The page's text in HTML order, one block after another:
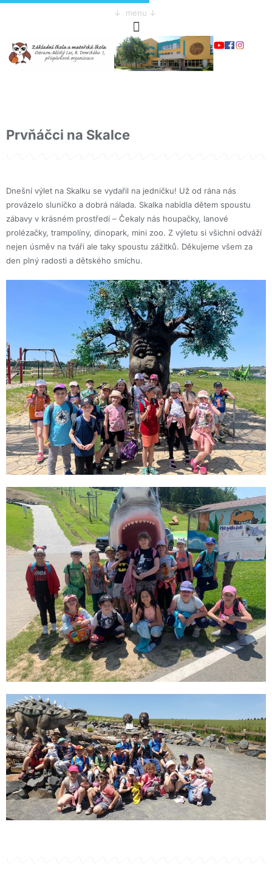
↓ menu ↓
Prvňáčci na Skalce
Dnešní výlet na Skalku se vydařil na jedničku! Už od rána nás
provázelo sluníčko a dobrá nálada. Skalka nabídla dětem spoustu
zábavy v krásném prostředí – Čekaly nás houpačky, lanové
prolézačky, trampolíny, dinopark, mini zoo. Z výletu si všichni odváží
nejen úsměv na tváři ale taky spoustu zážitků. Děkujeme všem za
den plný radosti a dětského smíchu.